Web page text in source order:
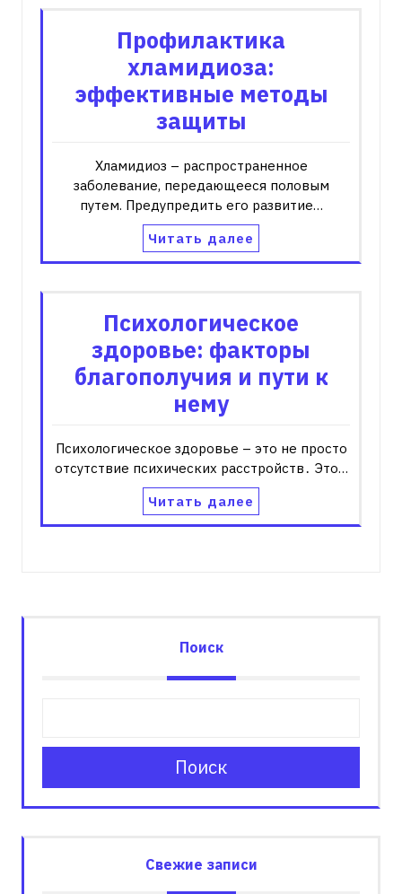
Профилактика
хламидиоза:
эффективные методы
защиты
Хламидиоз – распространенное
заболевание, передающееся половым
путем. Предупредить его развитие…
Читать далее
Психологическое
здоровье: факторы
благополучия и пути к
нему
Психологическое здоровье – это не просто
отсутствие психических расстройств․ Это…
Читать далее
Поиск
Поиск
Свежие записи